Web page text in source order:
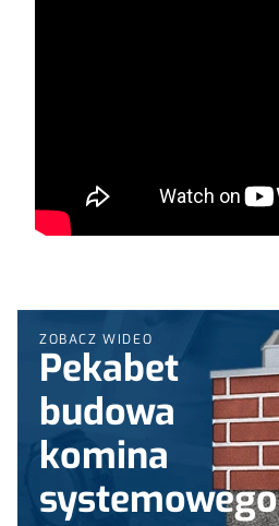
ZOBACZ WIDEO
Pekabet
budowa
komina
systemowego